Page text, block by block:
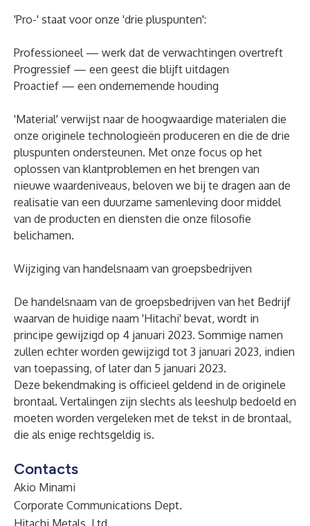
'Pro-' staat voor onze 'drie pluspunten':
Professioneel — werk dat de verwachtingen overtreft
Progressief — een geest die blijft uitdagen
Proactief — een ondernemende houding
'Material' verwijst naar de hoogwaardige materialen die
onze originele technologieën produceren en die de drie
pluspunten ondersteunen. Met onze focus op het
oplossen van klantproblemen en het brengen van
nieuwe waardeniveaus, beloven we bij te dragen aan de
realisatie van een duurzame samenleving door middel
van de producten en diensten die onze filosofie
belichamen.
Wijziging van handelsnaam van groepsbedrijven
De handelsnaam van de groepsbedrijven van het Bedrijf
waarvan de huidige naam 'Hitachi' bevat, wordt in
principe gewijzigd op 4 januari 2023. Sommige namen
zullen echter worden gewijzigd tot 3 januari 2023, indien
van toepassing, of later dan 5 januari 2023.
Deze bekendmaking is officieel geldend in de originele
brontaal. Vertalingen zijn slechts als leeshulp bedoeld en
moeten worden vergeleken met de tekst in de brontaal,
die als enige rechtsgeldig is.
Contacts
Akio Minami
Corporate Communications Dept.
Hitachi Metals, Ltd.